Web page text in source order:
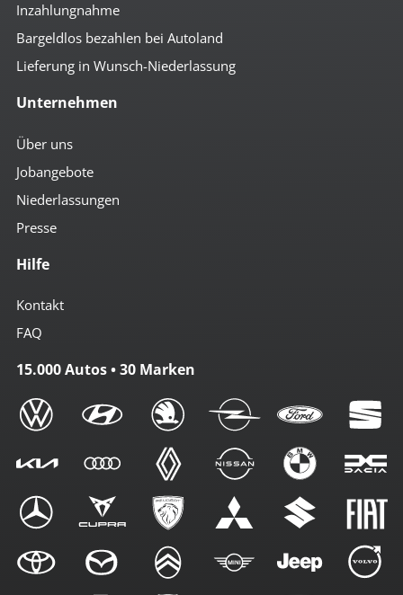
Inzahlungnahme
Bargeldlos bezahlen bei Autoland
Lieferung in Wunsch-Niederlassung
Unternehmen
Über uns
Jobangebote
Niederlassungen
Presse
Hilfe
Kontakt
FAQ
15.000 Autos • 30 Marken